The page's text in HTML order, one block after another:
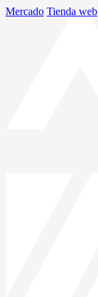
Mercado Tienda web